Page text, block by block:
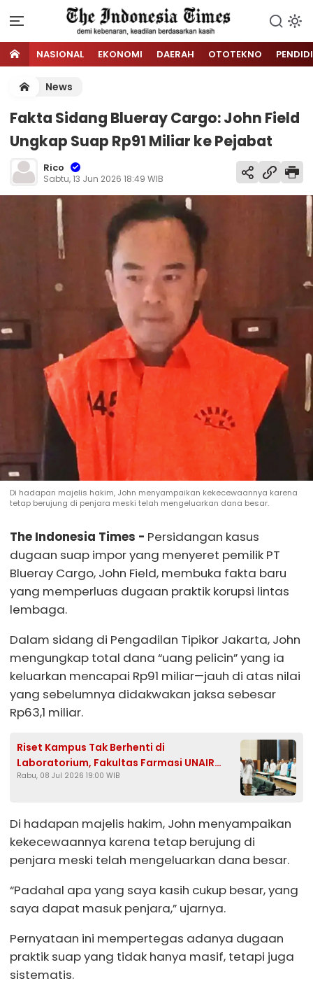
NASIONAL EKONOMI DAERAH OTOTEKNO
News
Fakta Sidang Blueray Cargo: John Field
Ungkap Suap Rp91 Miliar ke Pejabat
Rico
Sabtu, 13 Jun 2026 18:49 WIB
Di hadapan majelis hakim, John menyampaikan kekecewaannya karena
tetap berujung di penjara meski telah mengeluarkan dana besar.
The Indonesia Times - Persidangan kasus
dugaan suap impor yang menyeret pemilik PT
Blueray Cargo, John Field, membuka fakta baru
yang memperluas dugaan praktik korupsi lintas
lembaga.
Dalam sidang di Pengadilan Tipikor Jakarta, John
mengungkap total dana “uang pelicin” yang ia
keluarkan mencapai Rp91 miliar—jauh di atas nilai
yang sebelumnya didakwakan jaksa sebesar
Rp63,1 miliar.
Riset Kampus Tak Berhenti di
Laboratorium, Fakultas Farmasi UNAIR
Gandeng BPOM
Rabu, 08 Jul 2026 19:00 WIB
Di hadapan majelis hakim, John menyampaikan
kekecewaannya karena tetap berujung di
penjara meski telah mengeluarkan dana besar.
“Padahal apa yang saya kasih cukup besar, yang
saya dapat masuk penjara,” ujarnya.
Pernyataan ini mempertegas adanya dugaan
praktik suap yang tidak hanya masif, tetapi juga
sistematis.